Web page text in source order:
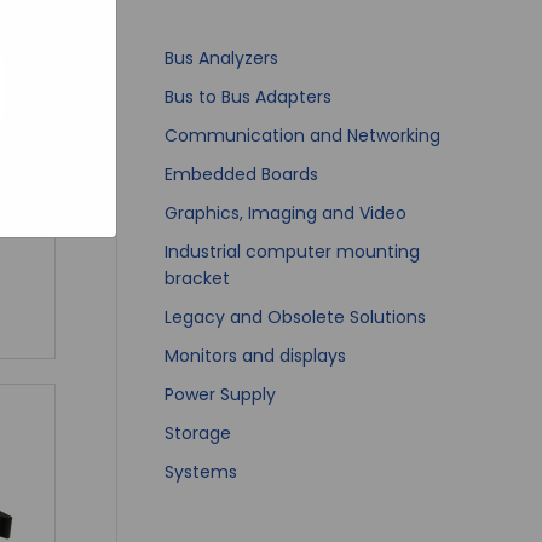
Bus Analyzers
Bus to Bus Adapters
Communication and Networking
Embedded Boards
Graphics, Imaging and Video
Industrial computer mounting
bracket
Legacy and Obsolete Solutions
Monitors and displays
Power Supply
Storage
Systems
van